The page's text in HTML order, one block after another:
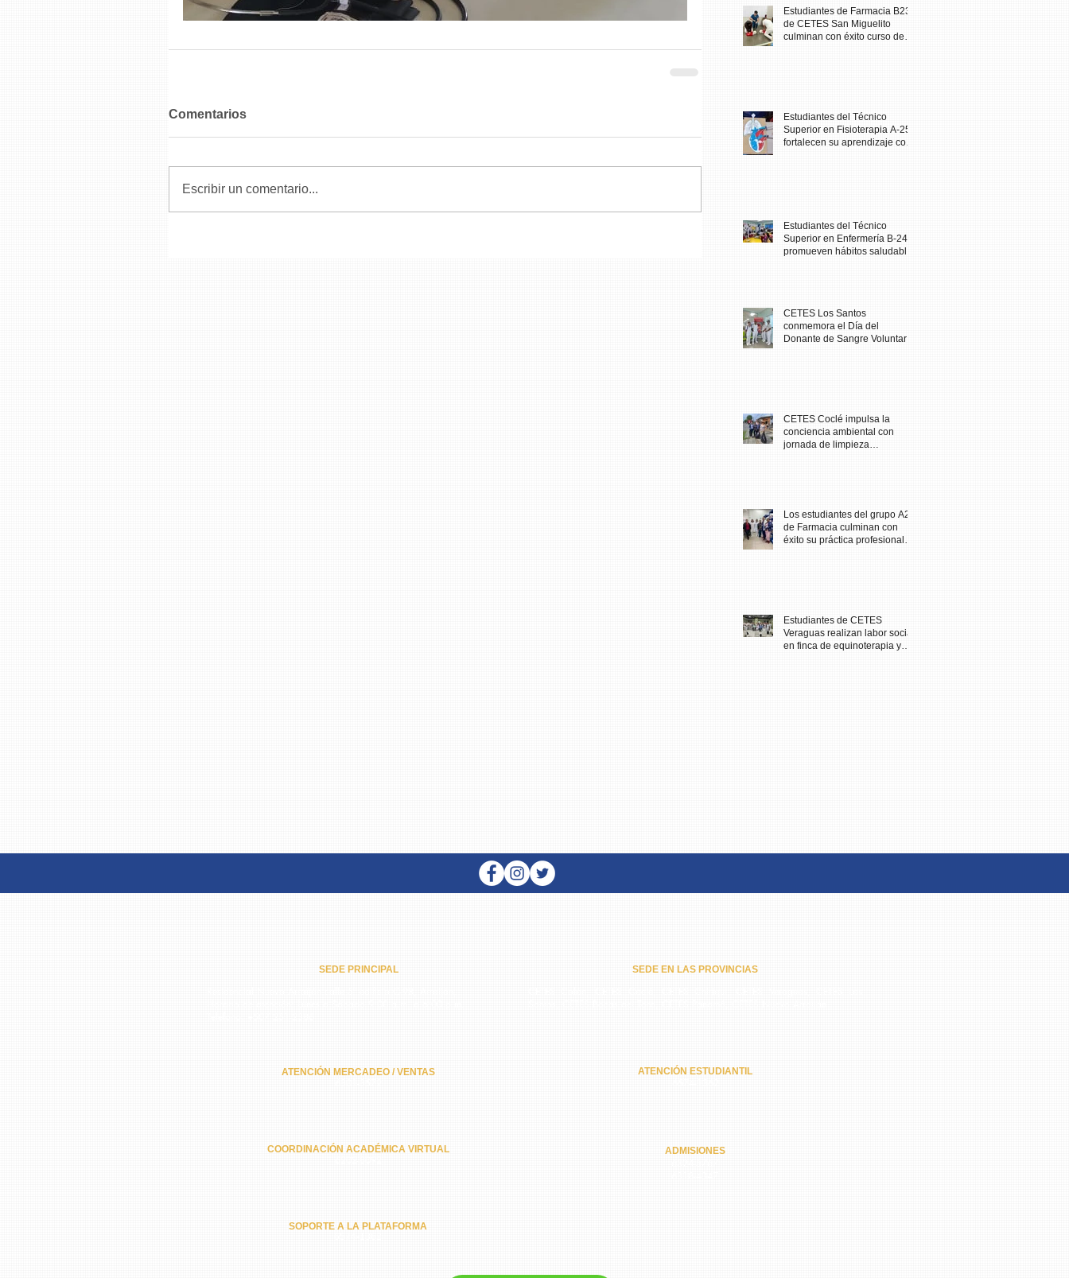
Comentarios
Escribir un comentario...
Estudiantes de Farmacia B23
de CETES San Miguelito
culminan con éxito curso de
Estudiantes del Técnico
Superior en Fisioterapia A-25
fortalecen su aprendizaje con
Estudiantes del Técnico
Superior en Enfermería B-24
promueven hábitos saludables
CETES Los Santos
conmemora el Día del
Donante de Sangre Voluntario
CETES Coclé impulsa la
conciencia ambiental con
jornada de limpieza
Los estudiantes del grupo A23
de Farmacia culminan con
éxito su práctica profesional
Estudiantes de CETES
Veraguas realizan labor social
en finca de equinoterapia y
SEDE PRINCIPAL​
ATENCIÓN MERCADEO / VENTAS
COORDINACIÓN ACADÉMICA VIRTUAL
SEDE EN LAS PROVINCIAS
ATENCIÓN ESTUDIANTIL
ADMISIONES
SOPORTE A LA PLATAFORMA